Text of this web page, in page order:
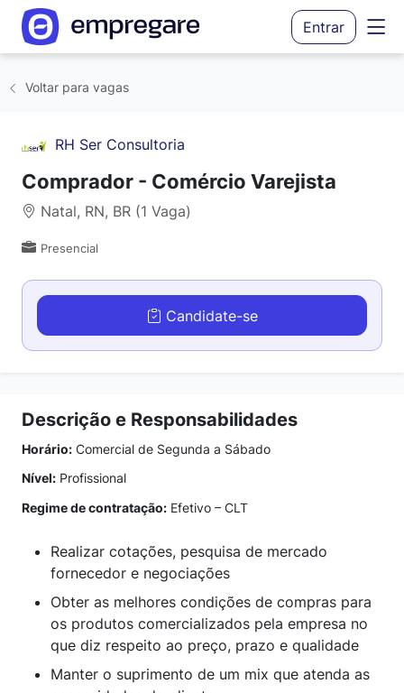
Entrar
Voltar para vagas
RH Ser Consultoria
Comprador - Comércio Varejista
Natal, RN, BR (1 Vaga)
Presencial
Candidate-se
Descrição e Responsabilidades
Horário: Comercial de Segunda a Sábado
Nível: Profissional
Regime de contratação: Efetivo – CLT
Realizar cotações, pesquisa de mercado
fornecedor e negociações
Obter as melhores condições de compras para
os produtos comercializados pela empresa no
que diz respeito ao preço, prazo e qualidade
Manter o suprimento de um mix que atenda as